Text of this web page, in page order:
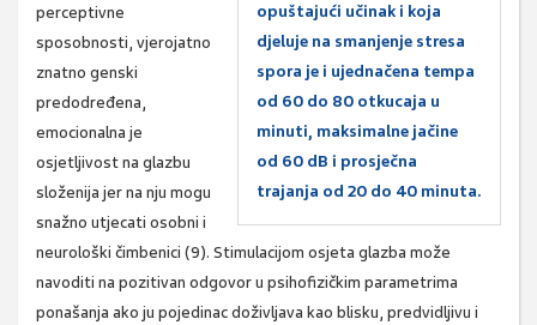
opuštajući učinak i koja
djeluje na smanjenje stresa
spora je i ujednačena tempa
od 60 do 80 otkucaja u
minuti, maksimalne jačine
od 60 dB i prosječna
trajanja od 20 do 40 minuta.
perceptivne
sposobnosti, vjerojatno
znatno genski
predodređena,
emocionalna je
osjetljivost na glazbu
složenija jer na nju mogu
snažno utjecati osobni i
neurološki čimbenici (9). Stimulacijom osjeta glazba može
navoditi na pozitivan odgovor u psihofizičkim parametrima
ponašanja ako ju pojedinac doživljava kao blisku, predvidljivu i